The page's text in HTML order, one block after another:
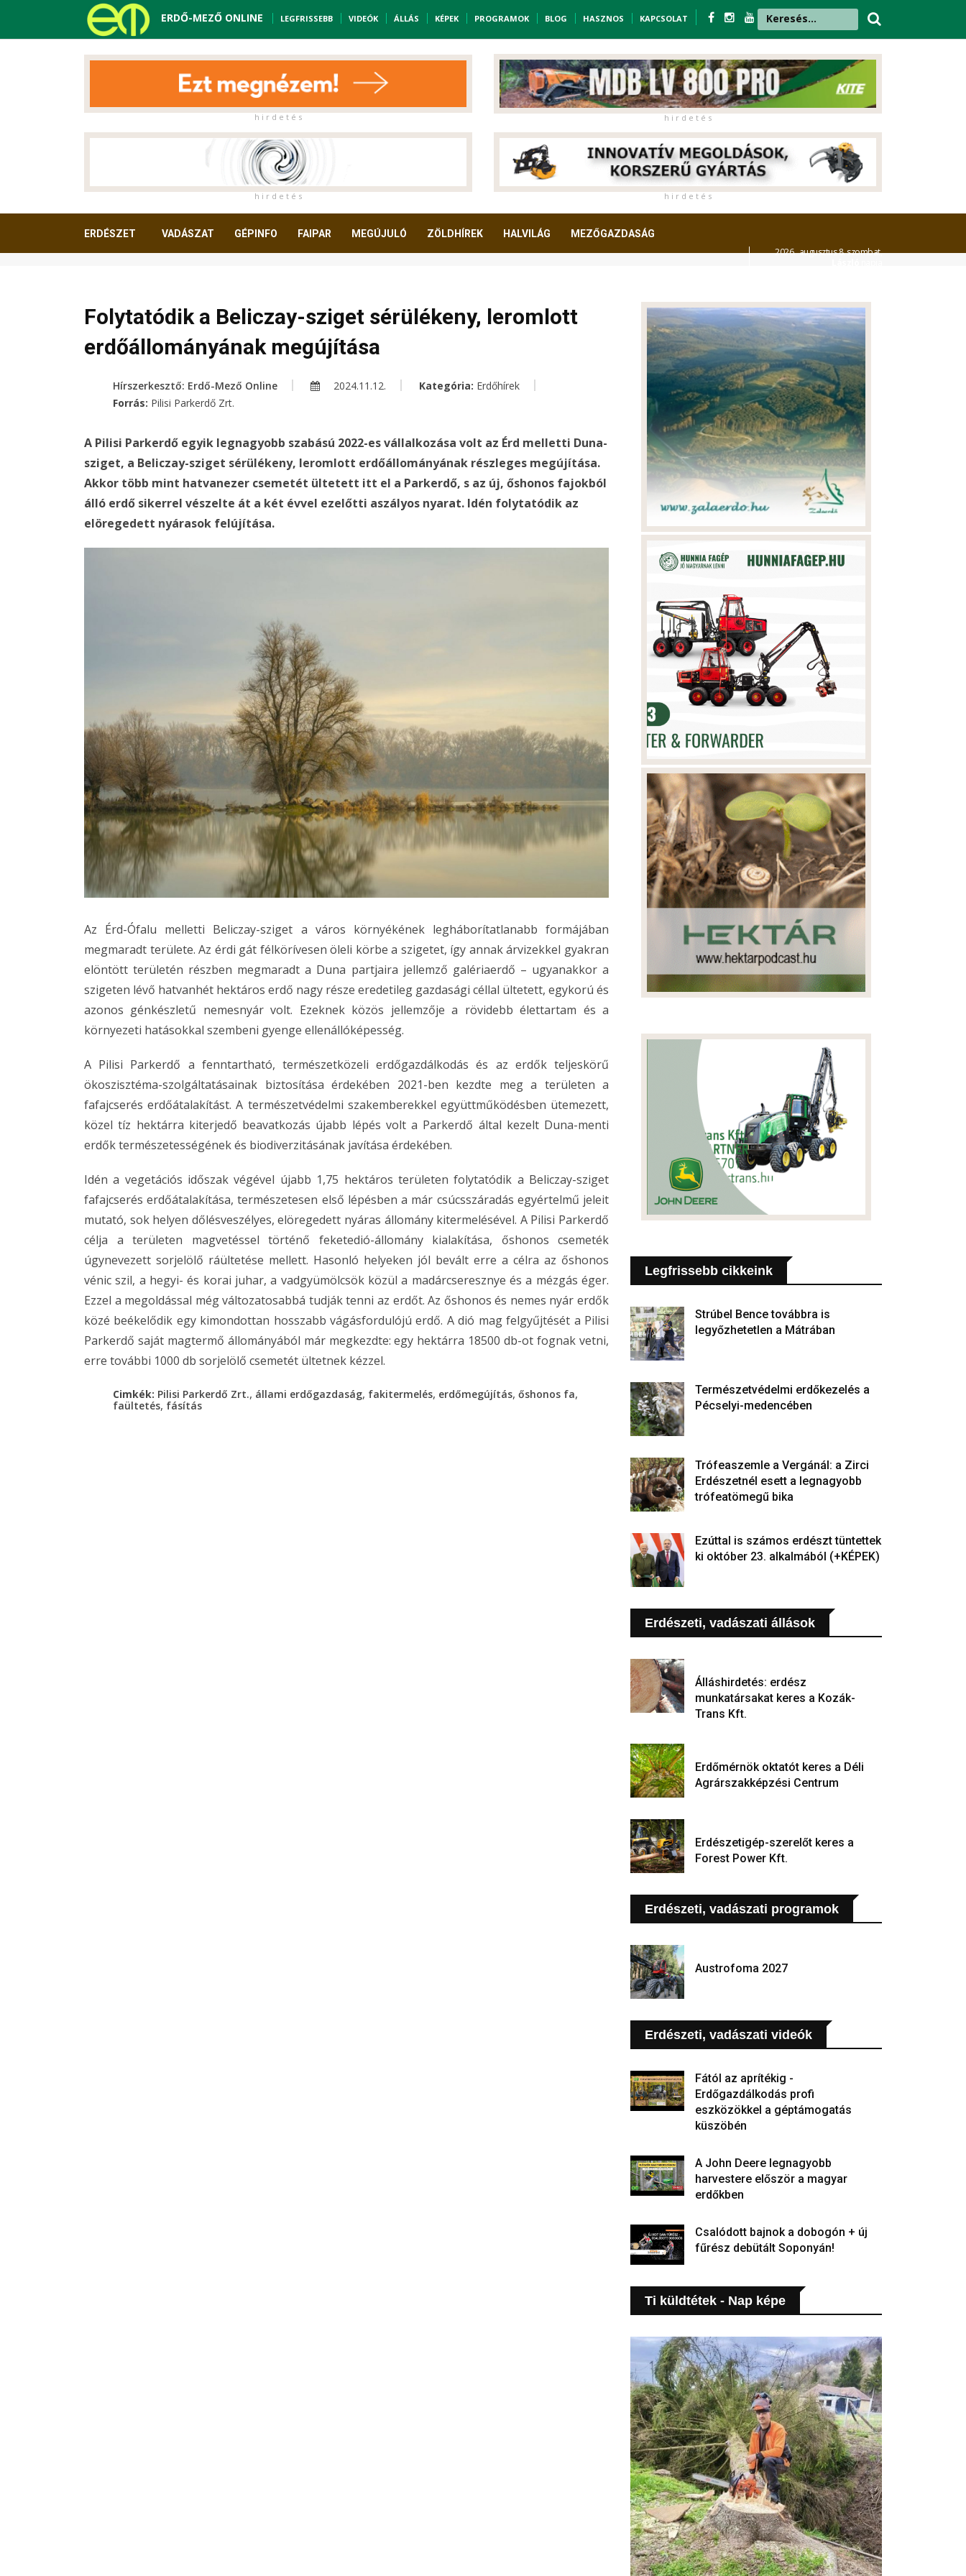
ERDŐ-MEZŐ ONLINE LEGFRISSEBB VIDEÓK ÁLLÁS KÉPEK PROGRAMOK BLOG HASZNOS KAPCSOLAT
h i r d e t é s h i r d e t é s
h i r d e t é s h i r d e t é s
ERDÉSZET VADÁSZAT GÉPINFO FAIPAR MEGÚJULÓ ZÖLDHÍREK HALVILÁG MEZŐGAZDASÁG
2026. augusztus 8. szombat,
Folytatódik a Beliczay-sziget sérülékeny, leromlott
erdőállományának megújítása
Hírszerkesztő: Erdő-Mező Online 2024.11.12. Kategória: Erdőhírek
Forrás: Pilisi Parkerdő Zrt.
A Pilisi Parkerdő egyik legnagyobb szabású 2022-es vállalkozása volt az Érd melletti Duna-
sziget, a Beliczay-sziget sérülékeny, leromlott erdőállományának részleges megújítása.
Akkor több mint hatvanezer csemetét ültetett itt el a Parkerdő, s az új, őshonos fajokból
álló erdő sikerrel vészelte át a két évvel ezelőtti aszályos nyarat. Idén folytatódik az
elöregedett nyárasok felújítása.
Az Érd-Ófalu melletti Beliczay-sziget a város környékének legháborítatlanabb formájában
megmaradt területe. Az érdi gát félkörívesen öleli körbe a szigetet, így annak árvizekkel gyakran
elöntött területén részben megmaradt a Duna partjaira jellemző galériaerdő – ugyanakkor a
szigeten lévő hatvanhét hektáros erdő nagy része eredetileg gazdasági céllal ültetett, egykorú és
azonos génkészletű nemesnyár volt. Ezeknek közös jellemzője a rövidebb élettartam és a
környezeti hatásokkal szembeni gyenge ellenállóképesség.
A Pilisi Parkerdő a fenntartható, természetközeli erdőgazdálkodás és az erdők teljeskörű
ökoszisztéma-szolgáltatásainak biztosítása érdekében 2021-ben kezdte meg a területen a
fafajcserés erdőátalakítást. A természetvédelmi szakemberekkel együttműködésben ütemezett,
közel tíz hektárra kiterjedő beavatkozás újabb lépés volt a Parkerdő által kezelt Duna-menti
erdők természetességének és biodiverzitásának javítása érdekében.
Idén a vegetációs időszak végével újabb 1,75 hektáros területen folytatódik a Beliczay-sziget
fafajcserés erdőátalakítása, természetesen első lépésben a már csúcsszáradás egyértelmű jeleit
mutató, sok helyen dőlésveszélyes, elöregedett nyáras állomány kitermelésével. A Pilisi Parkerdő
célja a területen magvetéssel történő feketedió-állomány kialakítása, őshonos csemeték
úgynevezett sorjelölő ráültetése mellett. Hasonló helyeken jól bevált erre a célra az őshonos
vénic szil, a hegyi- és korai juhar, a vadgyümölcsök közül a madárcseresznye és a mézgás éger.
Ezzel a megoldással még változatosabbá tudják tenni az erdőt. Az őshonos és nemes nyár erdők
közé beékelődik egy kimondottan hosszabb vágásfordulójú erdő. A dió mag felgyűjtését a Pilisi
Parkerdő saját magtermő állományából már megkezdte: egy hektárra 18500 db-ot fognak vetni,
erre további 1000 db sorjelölő csemetét ültetnek kézzel.
Cimkék: Pilisi Parkerdő Zrt., állami erdőgazdaság, fakitermelés, erdőmegújítás, őshonos fa,
faültetés, fásítás
Legfrissebb cikkeink
Strúbel Bence továbbra is
legyőzhetetlen a Mátrában
Természetvédelmi erdőkezelés a
Pécselyi-medencében
Trófeaszemle a Vergánál: a Zirci
Erdészetnél esett a legnagyobb
trófeatömegű bika
Ezúttal is számos erdészt tüntettek
ki október 23. alkalmából (+KÉPEK)
Erdészeti, vadászati állások
Álláshirdetés: erdész
munkatársakat keres a Kozák-
Trans Kft.
Erdőmérnök oktatót keres a Déli
Agrárszakképzési Centrum
Erdészetigép-szerelőt keres a
Forest Power Kft.
Erdészeti, vadászati programok
Austrofoma 2027
Erdészeti, vadászati videók
Fától az aprítékig -
Erdőgazdálkodás profi
eszközökkel a géptámogatás
küszöbén
A John Deere legnagyobb
harvestere először a magyar
erdőkben
Csalódott bajnok a dobogón + új
fűrész debütált Soponyán!
Ti küldtétek - Nap képe